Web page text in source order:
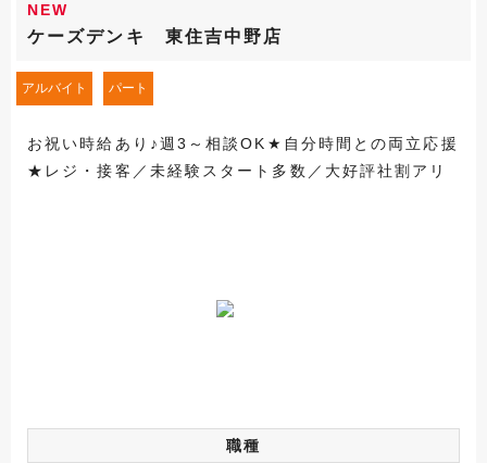
NEW
ケーズデンキ 東住吉中野店
アルバイト パート
お祝い時給あり♪週3～相談OK★自分時間との両立応援
★レジ・接客／未経験スタート多数／大好評社割アリ
職種